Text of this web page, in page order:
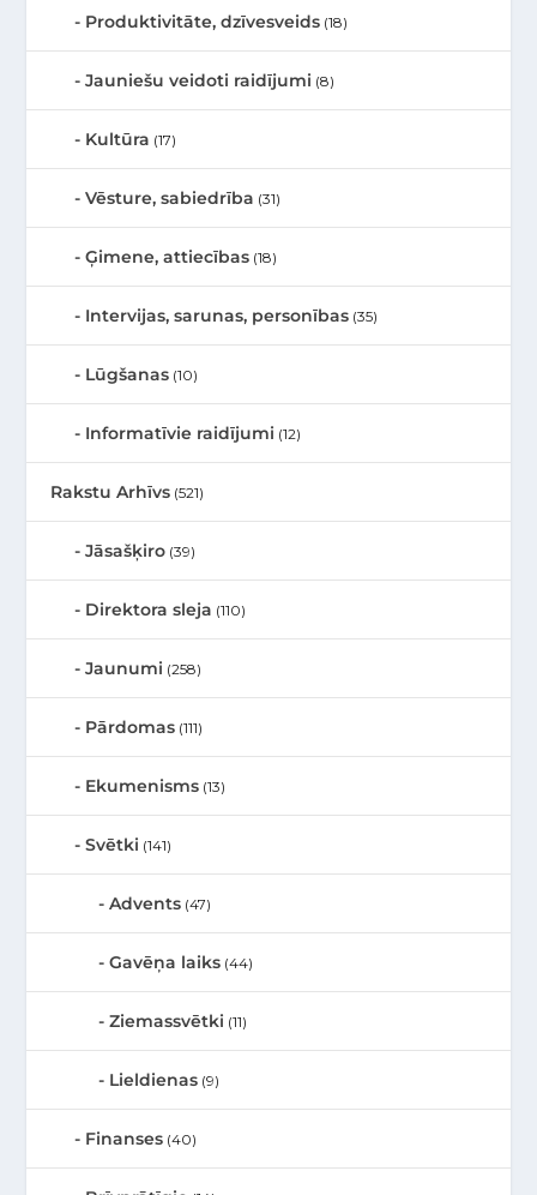
Produktivitāte, dzīvesveids (18)
Jauniešu veidoti raidījumi (8)
Kultūra (17)
Vēsture, sabiedrība (31)
Ģimene, attiecības (18)
Intervijas, sarunas, personības (35)
Lūgšanas (10)
Informatīvie raidījumi (12)
Rakstu Arhīvs (521)
Jāsašķiro (39)
Direktora sleja (110)
Jaunumi (258)
Pārdomas (111)
Ekumenisms (13)
Svētki (141)
Advents (47)
Gavēņa laiks (44)
Ziemassvētki (11)
Lieldienas (9)
Finanses (40)